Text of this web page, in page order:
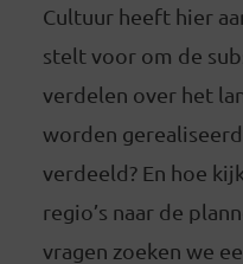
Cultuur heeft hier
stelt voor om de
verdelen over het
worden
verdeeld? En hoe
regio’s naar de
vragen zoeken we